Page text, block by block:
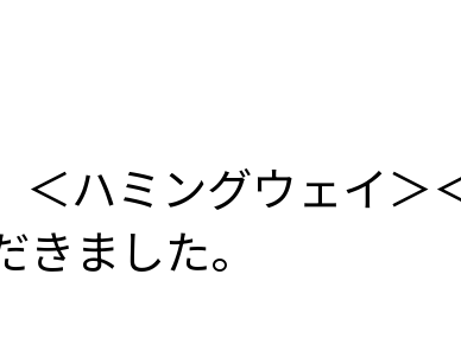
＜ハミングウェイ＞
ました。